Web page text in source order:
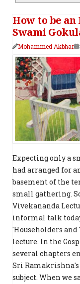
How to be
Swami
Mohammed Akbhar
Expecting only a
had arranged for
basement of the
small gathering.
Vivekananda
informal talk
'Householders
lecture. In the
several chapters
Sri Ramakrishna's
subject. When we